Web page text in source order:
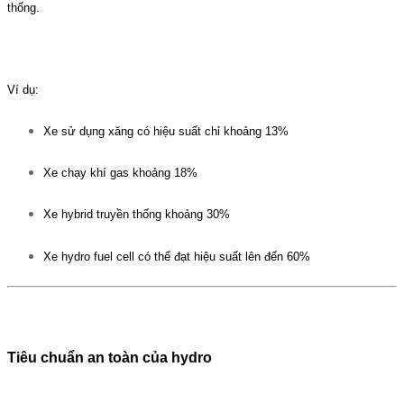
thống.
Ví dụ:
Xe sử dụng xăng có hiệu suất chỉ khoảng 13%
Xe chạy khí gas khoảng 18%
Xe hybrid truyền thống khoảng 30%
Xe hydro fuel cell có thể đạt hiệu suất lên đến 60%
Tiêu chuẩn an toàn của hydro